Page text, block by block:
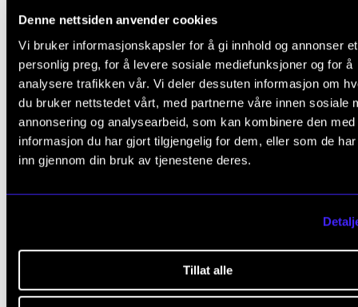
Denne nettsiden anvender cookies
Vi bruker informasjonskapsler for å gi innhold og annonser et
personlig preg, for å levere sosiale mediefunksjoner og for å
analysere trafikken vår. Vi deler dessuten informasjon om
du bruker nettstedet vårt, med partnerne våre innen sosiale
annonsering og analysearbeid, som kan kombinere den med
informasjon du har gjort tilgjengelig for dem, eller som de
inn gjennom din bruk av tjenestene deres.
Tillat alle